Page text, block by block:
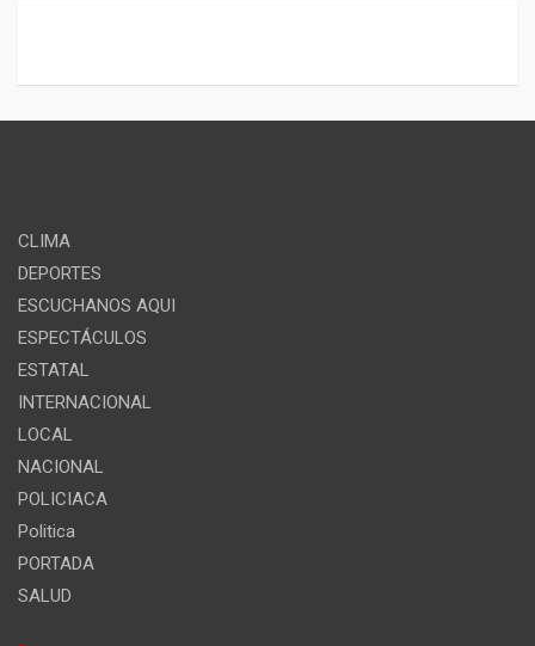
CLIMA
DEPORTES
ESCUCHANOS AQUI
ESPECTÁCULOS
ESTATAL
INTERNACIONAL
LOCAL
NACIONAL
POLICIACA
Politica
PORTADA
SALUD